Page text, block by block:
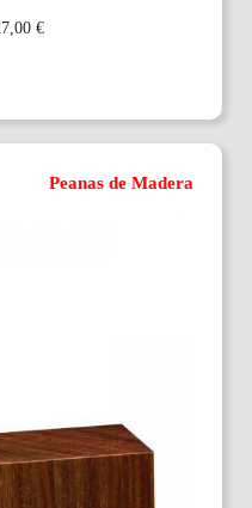
€
Peanas de Madera